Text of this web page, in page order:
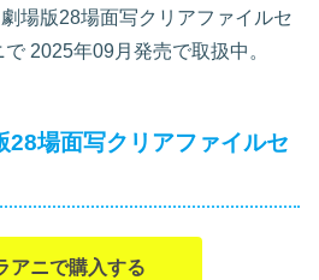
場版28場面写クリアファイルセ
で 2025年09月発売で取扱中。
28場面写クリアファイルセ
アニで購入する